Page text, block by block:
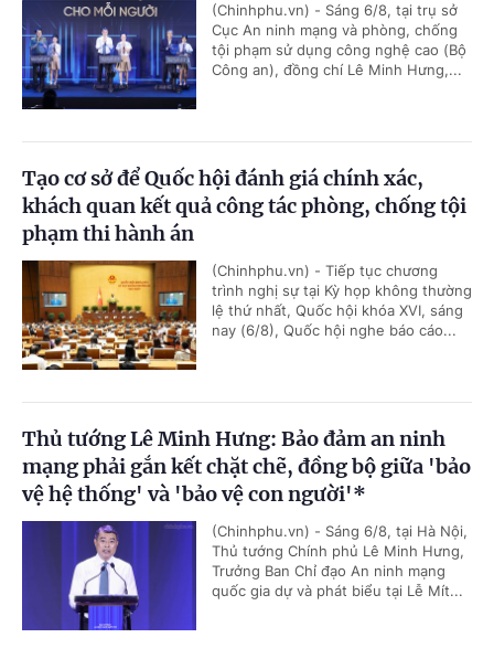
(Chinhphu.vn) - Sáng 6/8, tại trụ sở
Cục An ninh mạng và phòng, chống
tội phạm sử dụng công nghệ cao (Bộ
Công an), đồng chí Lê Minh Hưng,...
Tạo cơ sở để Quốc hội đánh giá chính xác,
khách quan kết quả công tác phòng, chống tội
phạm thi hành án
(Chinhphu.vn) - Tiếp tục chương
trình nghị sự tại Kỳ họp không thường
lệ thứ nhất, Quốc hội khóa XVI, sáng
nay (6/8), Quốc hội nghe báo cáo...
Thủ tướng Lê Minh Hưng: Bảo đảm an ninh
mạng phải gắn kết chặt chẽ, đồng bộ giữa 'bảo
vệ hệ thống' và 'bảo vệ con người'*
(Chinhphu.vn) - Sáng 6/8, tại Hà Nội,
Thủ tướng Chính phủ Lê Minh Hưng,
Trưởng Ban Chỉ đạo An ninh mạng
quốc gia dự và phát biểu tại Lễ Mít...